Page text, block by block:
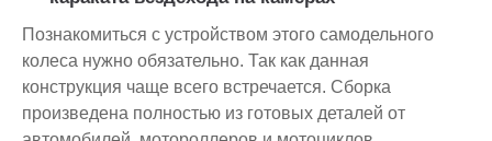
Познакомиться с устройством этого самодельного
колеса нужно обязательно. Так как данная
конструкция чаще всего встречается. Сборка
произведена полностью из готовых деталей от